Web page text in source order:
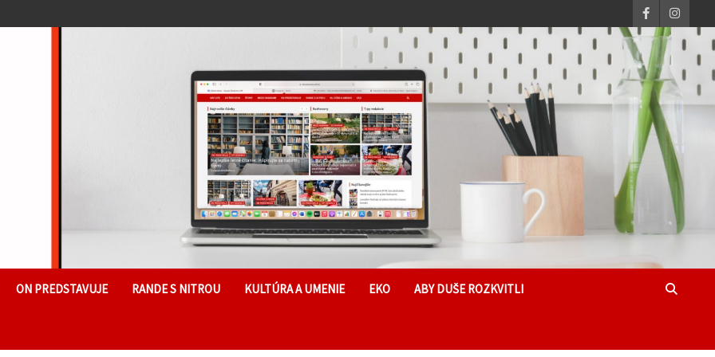
ON PREDSTAVUJE RANDE S NITROU KULTÚRA A UMENIE EKO ABY DUŠE ROZKVITLI